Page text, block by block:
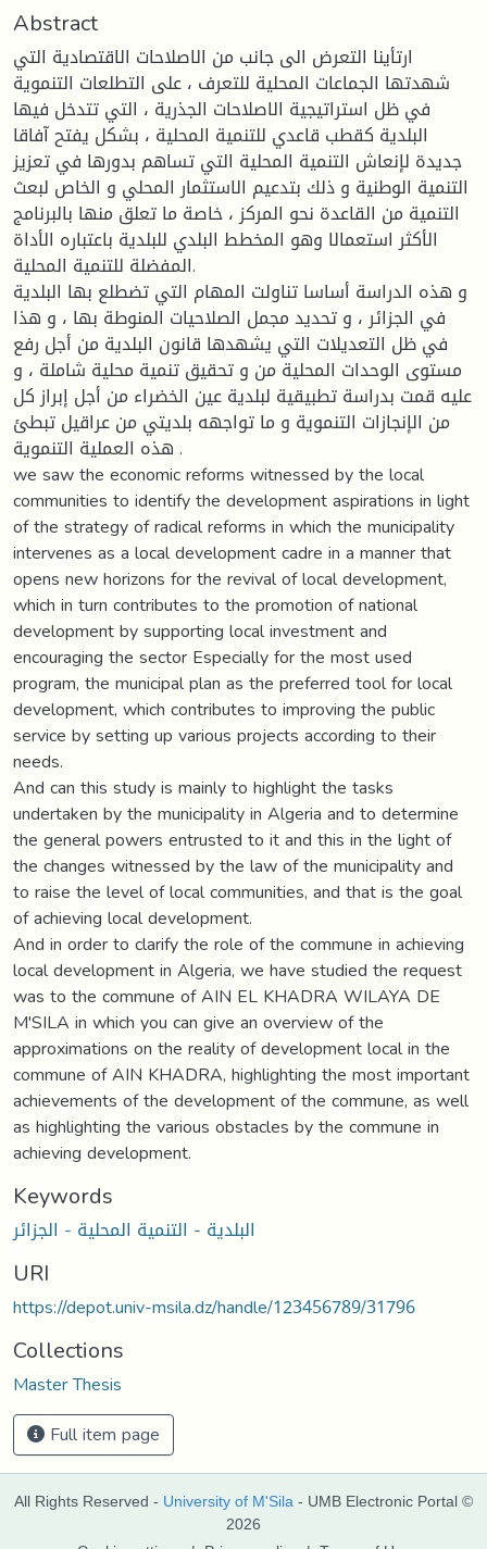
Abstract
ارتأينا التعرض الى جانب من الاصلاحات الاقتصادية التي
شهدتها الجماعات المحلية للتعرف ، على التطلعات التنموية
في ظل استراتيجية الاصلاحات الجذرية ، التي تتدخل فيها
البلدية كقطب قاعدي للتنمية المحلية ، بشكل يفتح آفاقا
جديدة لإنعاش التنمية المحلية التي تساهم بدورها في تعزيز
التنمية الوطنية و ذلك بتدعيم الاستثمار المحلي و الخاص لبعث
التنمية من القاعدة نحو المركز ، خاصة ما تعلق منها بالبرنامج
الأكثر استعمالا وهو المخطط البلدي للبلدية باعتباره الأداة
المفضلة للتنمية المحلية.
و هذه الدراسة أساسا تناولت المهام التي تضطلع بها البلدية
في الجزائر ، و تحديد مجمل الصلاحيات المنوطة بها ، و هذا
في ظل التعديلات التي يشهدها قانون البلدية من أجل رفع
مستوى الوحدات المحلية من و تحقيق تنمية محلية شاملة ، و
عليه قمت بدراسة تطبيقية لبلدية عين الخضراء من أجل إبراز كل
من الإنجازات التنموية و ما تواجهه بلديتي من عراقيل تبطئ
هذه العملية التنموية .
we saw the economic reforms witnessed by the local
communities to identify the development aspirations in light
of the strategy of radical reforms in which the municipality
intervenes as a local development cadre in a manner that
opens new horizons for the revival of local development,
which in turn contributes to the promotion of national
development by supporting local investment and
encouraging the sector Especially for the most used
program, the municipal plan as the preferred tool for local
development, which contributes to improving the public
service by setting up various projects according to their
needs.
And can this study is mainly to highlight the tasks
undertaken by the municipality in Algeria and to determine
the general powers entrusted to it and this in the light of
the changes witnessed by the law of the municipality and
to raise the level of local communities, and that is the goal
of achieving local development.
And in order to clarify the role of the commune in achieving
local development in Algeria, we have studied the request
was to the commune of AIN EL KHADRA WILAYA DE
M'SILA in which you can give an overview of the
approximations on the reality of development local in the
commune of AIN KHADRA, highlighting the most important
achievements of the development of the commune, as well
as highlighting the various obstacles by the commune in
achieving development.
Keywords
البلدية - التنمية المحلية - الجزائر
URI
https://depot.univ-msila.dz/handle/123456789/31796
Collections
Master Thesis
Full item page
All Rights Reserved - University of M'Sila - UMB Electronic Portal ©
2026